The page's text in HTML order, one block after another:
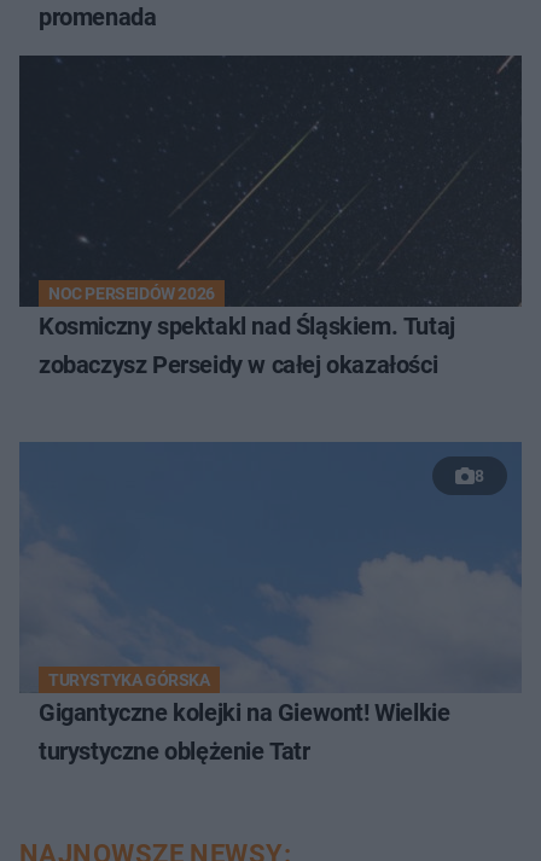
promenada
NOC PERSEIDÓW 2026
Kosmiczny spektakl nad Śląskiem. Tutaj
zobaczysz Perseidy w całej okazałości
8
TURYSTYKA GÓRSKA
Gigantyczne kolejki na Giewont! Wielkie
turystyczne oblężenie Tatr
NAJNOWSZE NEWSY: